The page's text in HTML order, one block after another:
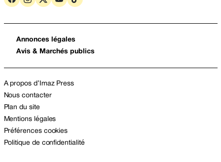
Annonces légales
Avis & Marchés publics
A propos d’Imaz Press
Nous contacter
Plan du site
Mentions légales
Préférences cookies
Politique de confidentialité